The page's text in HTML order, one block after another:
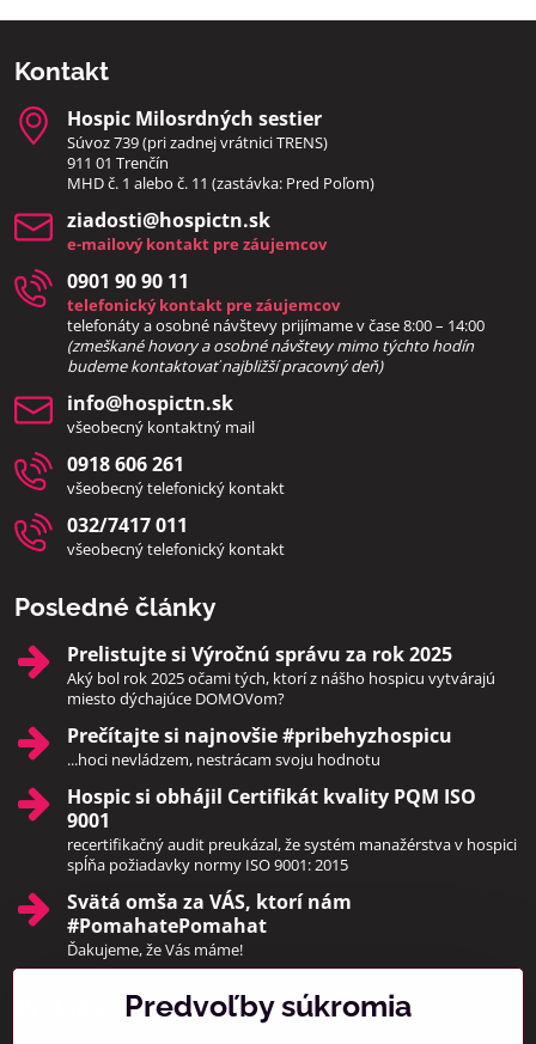
Kontakt
Hospic Milosrdných sestier
Súvoz 739 (pri zadnej vrátnici TRENS)
911 01 Trenčín
MHD č. 1 alebo č. 11 (zastávka: Pred Poľom)
ziadosti​@hospictn​.sk
e-mailový kontakt pre záujemcov
0901 90 90 11
telefonický kontakt pre záujemcov
telefonáty a osobné návštevy prijímame v čase 8:00 – 14:00
(zmeškané hovory a osobné návštevy mimo týchto hodín
budeme kontaktovať najbližší pracovný deň)
info​@hospictn​.sk
všeobecný kontaktný mail
0918 606 261
všeobecný telefonický kontakt
032/7417 011
všeobecný telefonický kontakt
Posledné články
Prelistujte si Výročnú správu za rok 2025
Aký bol rok 2025 očami tých, ktorí z nášho hospicu vytvárajú
miesto dýchajúce DOMOVom?
Prečítajte si najnovšie #pribehyzhospicu
...hoci nevládzem, nestrácam svoju hodnotu
Hospic si obhájil Certifikát kvality PQM ISO
9001
recertifikačný audit preukázal, že systém manažérstva v hospici
spĺňa požiadavky normy ISO 9001: 2015
Svätá omša za VÁS, ktorí nám
#PomahatePomahat
Ďakujeme, že Vás máme!
Pridajte sa k námPredvoľby súkromia